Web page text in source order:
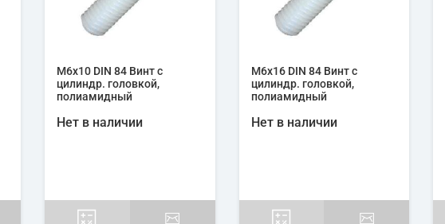
М6х10 DIN 84 Винт с
цилиндр. головкой,
полиамидный
Нет в наличии
М6х16 DIN 84 Винт с
цилиндр. головкой,
полиамидный
Нет в наличии